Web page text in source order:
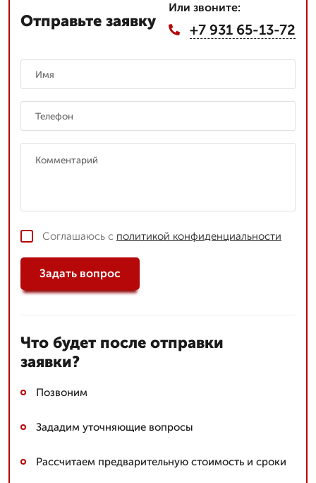
Отправьте заявку
Или звоните:
+7 931 65-13-72
Соглашаюсь с политикой конфиденциальности
Задать вопрос
Что будет после отправки
заявки?
Позвоним
Зададим уточняющие вопросы
Рассчитаем предварительную стоимость и сроки